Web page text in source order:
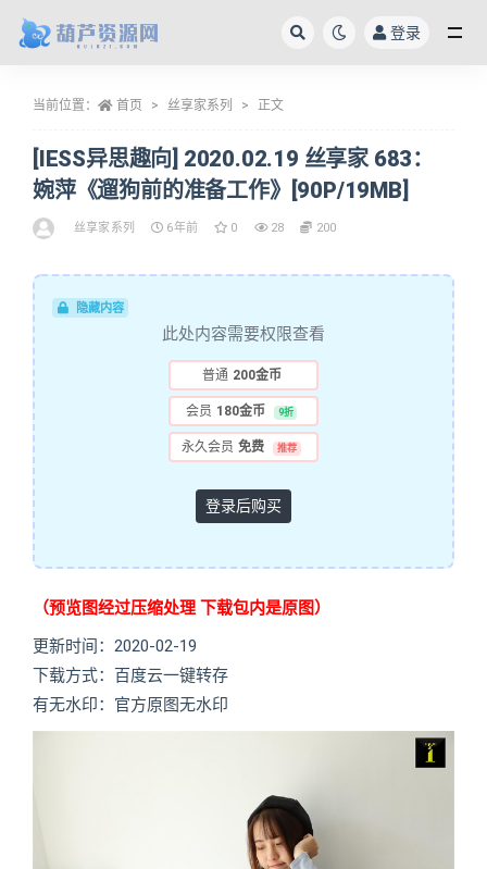
登录
当前位置： 首页 丝享家系列 正文
[IESS异思趣向] 2020.02.19 丝享家 683：
婉萍《遛狗前的准备工作》[90P/19MB]
丝享家系列 6年前 0 28 200
隐藏内容
此处内容需要权限查看
普通 200金币
会员 180金币 9折
永久会员 免费 推荐
登录后购买
（预览图经过压缩处理 下载包内是原图）
更新时间：2020-02-19
下载方式：百度云一键转存
有无水印：官方原图无水印